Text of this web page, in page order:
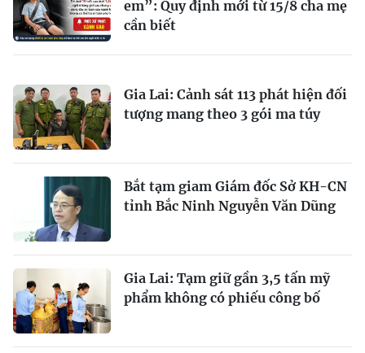
em”: Quy định mới từ 15/8 cha mẹ
cần biết
Gia Lai: Cảnh sát 113 phát hiện đối
tượng mang theo 3 gói ma túy
Bắt tạm giam Giám đốc Sở KH-CN
tỉnh Bắc Ninh Nguyễn Văn Dũng
Gia Lai: Tạm giữ gần 3,5 tấn mỹ
phẩm không có phiếu công bố